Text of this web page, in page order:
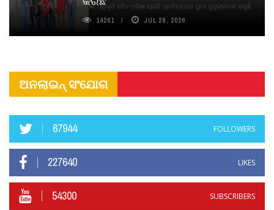
ଦୀର୍ଘସ୍ଥାୟିତା ଏବଂ ଆଧ୍ୟାତ୍ମିକ ଅନୁଭୂତି ସହିତ ଓଡ଼ିଶା ପ୍ରତି ପ୍ରତିବଦ୍ଧତା ପୁନଃ ସୁଦୃଢୀକରଣ କରୁଛି
14261 JUL 29, 2026
ଅନଲାଇନ୍ ସଂଯୋଗ
67944 FOLLOWERS
227640 LIKES
54300 SUBSCRIBERS